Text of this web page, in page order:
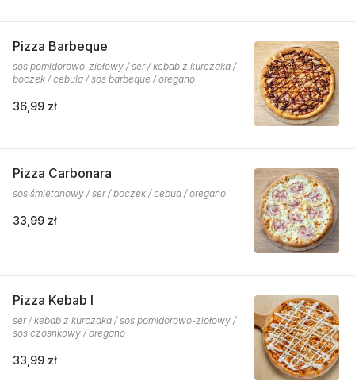
Pizza Barbeque
sos pomidorowo-ziołowy / ser / kebab z kurczaka /
boczek / cebula / sos barbeque / oregano
36,99 zł
Pizza Carbonara
sos śmietanowy / ser / boczek / cebua / oregano
33,99 zł
Pizza Kebab I
ser / kebab z kurczaka / sos pomidorowo-ziołowy /
sos czosnkowy / oregano
33,99 zł